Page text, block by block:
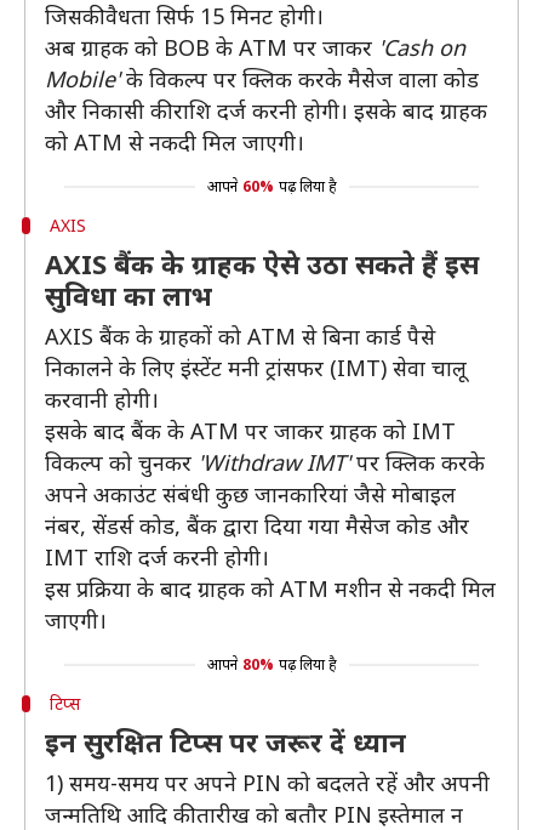
जिसकी वैधता सिर्फ 15 मिनट होगी।
अब ग्राहक को BOB के ATM पर जाकर 'Cash on
Mobile'के विकल्प पर क्लिक करके मैसेज वाला कोड
और निकासी की राशि दर्ज करनी होगी। इसके बाद ग्राहक
को ATM से नकदी मिल जाएगी।
आपने 60% पढ़ लिया है
AXIS
AXIS बैंक के ग्राहक ऐसे उठा सकते हैं इस
सुविधा का लाभ
AXIS बैंक के ग्राहकों को ATM से बिना कार्ड पैसे
निकालने के लिए इंस्टेंट मनी ट्रांसफर (IMT) सेवा चालू
करवानी होगी।
इसके बाद बैंक के ATM पर जाकर ग्राहक को IMT
विकल्प को चुनकर 'Withdraw IMT'पर क्लिक करके
अपने अकाउंट संबंधी कुछ जानकारियां जैसे मोबाइल
नंबर, सेंडर्स कोड, बैंक द्वारा दिया गया मैसेज कोड और
IMT राशि दर्ज करनी होगी।
इस प्रक्रिया के बाद ग्राहक को ATM मशीन से नकदी मिल
जाएगी।
आपने 80% पढ़ लिया है
टिप्स
इन सुरक्षित टिप्स पर जरूर दें ध्यान
1) समय-समय पर अपने PIN को बदलते रहें और अपनी
जन्मतिथि आदि की तारीख को बतौर PIN इस्तेमाल न